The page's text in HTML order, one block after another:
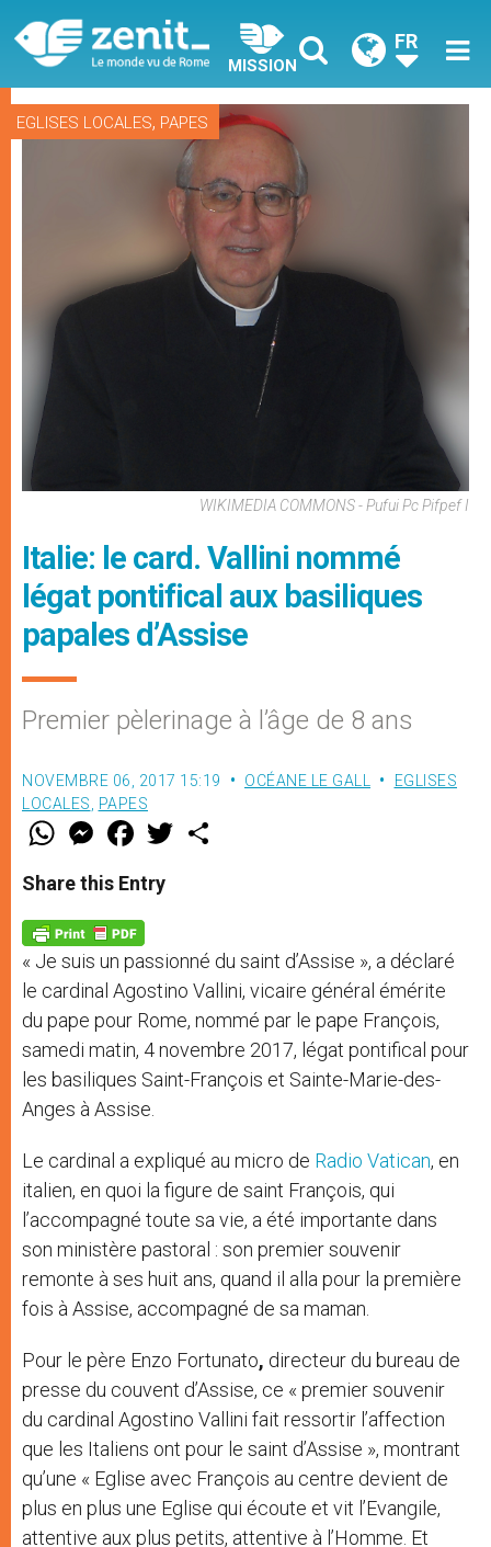
MISSION
FR
EGLISES LOCALES, PAPES
WIKIMEDIA COMMONS - Pufui Pc Pifpef I
Italie: le card. Vallini nommé
légat pontifical aux basiliques
papales d’Assise
Premier pèlerinage à l’âge de 8 ans
NOVEMBRE 06, 2017 15:19 OCÉANE LE GALL
EGLISES
LOCALES, PAPES
W
t
s
p
p
M
e
s
e
g
e
r
F
a
e
b
o
k
w
Share this Entry
« Je suis un passionné du saint d’Assise », a déclaré
le cardinal Agostino Vallini, vicaire général émérite
du pape pour Rome, nommé par le pape François,
samedi matin, 4 novembre 2017, légat pontifical pour
les basiliques Saint-François et Sainte-Marie-des-
Anges à Assise.
Le cardinal a expliqué au micro de Radio Vatican, en
italien, en quoi la figure de saint François, qui
l’accompagné toute sa vie, a été importante dans
son ministère pastoral : son premier souvenir
remonte à ses huit ans, quand il alla pour la première
fois à Assise, accompagné de sa maman.
Pour le père Enzo Fortunato, directeur du bureau de
presse du couvent d’Assise, ce « premier souvenir
du cardinal Agostino Vallini fait ressortir l’affection
que les Italiens ont pour le saint d’Assise », montrant
qu’une « Eglise avec François au centre devient de
plus en plus une Eglise qui écoute et vit l’Evangile,
attentive aux plus petits, attentive à l’Homme. Et